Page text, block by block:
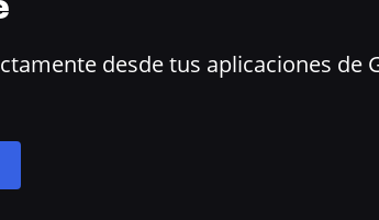
desde tus aplicaciones de